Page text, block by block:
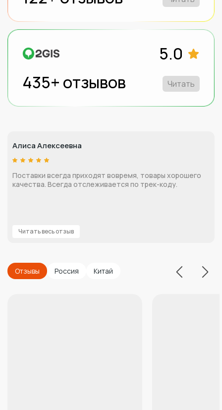
5.0
435+ отзывов
Читать
Алиса Алексеевна
Поставки всегда приходят вовремя, товары хорошего
качества. Всегда отслеживается по трек-коду.
Читать весь отзыв
Отзывы Россия Китай